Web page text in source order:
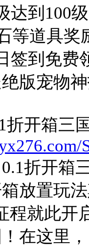
达到100
等道具
签到免费
版宠物
折开箱三
0.1折开
放置玩
程就此开
在这里